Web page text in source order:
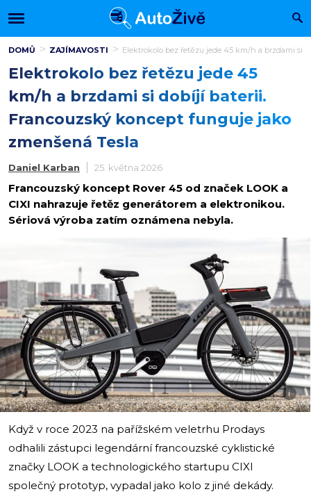
DOMŮ ZAJÍMAVOSTI Elektrokolo bez řetězu jede 45 km/h a brzdami si
Elektrokolo bez řetězu jede 45
km/h a brzdami si dobíjí baterii.
Francouzský koncept funguje jako
zmenšená Tesla
Daniel Karban 25. května 2026
Francouzský koncept Rover 45 od značek LOOK a
CIXI nahrazuje řetěz generátorem a elektronikou.
Sériová výroba zatím oznámena nebyla.
i
Když v roce 2023 na pařížském veletrhu Prodays
odhalili zástupci legendární francouzské cyklistické
značky LOOK a technologického startupu CIXI
společný prototyp, vypadal jako kolo z jiné dekády.